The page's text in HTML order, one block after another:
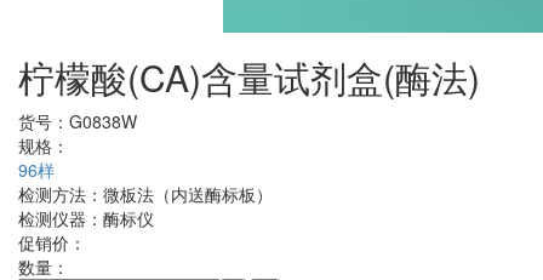
柠檬酸(CA)含量试剂盒(酶法)
货号： G0838W
规格：
96样
检测方法： 微板法（内送酶标板）
检测仪器： 酶标仪
促销价：
数量：